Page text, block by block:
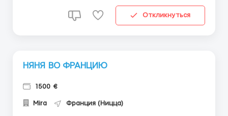
домработница, которая помогает с детками, также
Откликнуться
НЯНЯ ВО ФРАНЦИЮ
1500 €
Mira Франция (Ницца)